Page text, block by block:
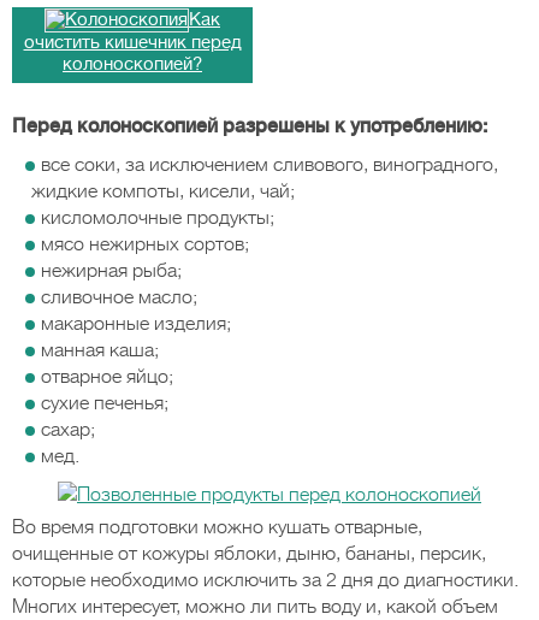
Как
очистить кишечник перед
колоноскопией?
Перед колоноскопией разрешены к употреблению:
все соки, за исключением сливового, виноградного,
жидкие компоты, кисели, чай;
кисломолочные продукты;
мясо нежирных сортов;
нежирная рыба;
сливочное масло;
макаронные изделия;
манная каша;
отварное яйцо;
сухие печенья;
сахар;
мед.
Во время подготовки можно кушать отварные,
очищенные от кожуры яблоки, дыню, бананы, персик,
которые необходимо исключить за 2 дня до диагностики.
Многих интересует, можно ли пить воду и, какой объем